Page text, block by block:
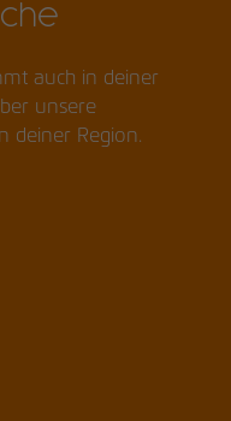
auch in deiner
unsere
deiner Region.